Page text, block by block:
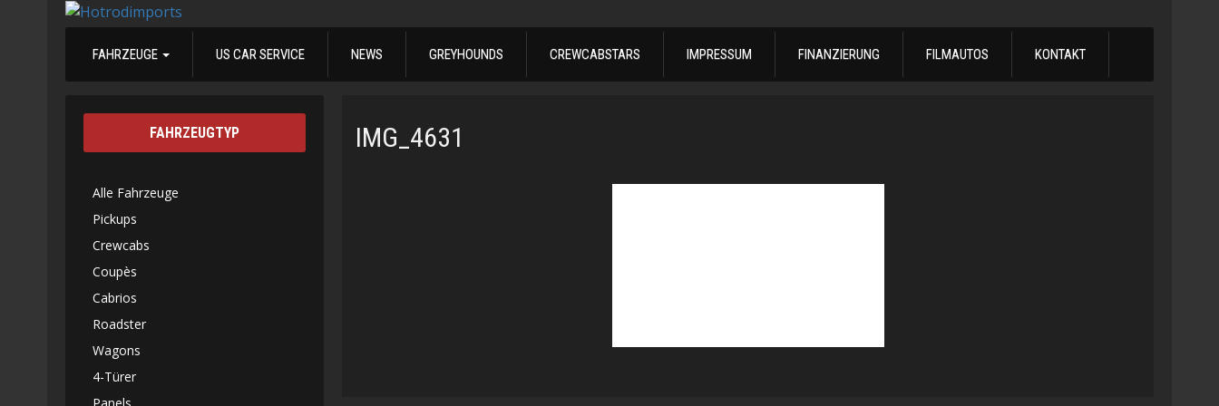
FAHRZEUGE US CAR SERVICE NEWS GREYHOUNDS CREWCABSTARS IMPRESSUM FINANZIERUNG FILMAUTOS KONTAKT
IMG_4631
FAHRZEUGTYP
Alle Fahrzeuge
Pickups
Crewcabs
Coupès
Cabrios
Roadster
Wagons
4-Türer